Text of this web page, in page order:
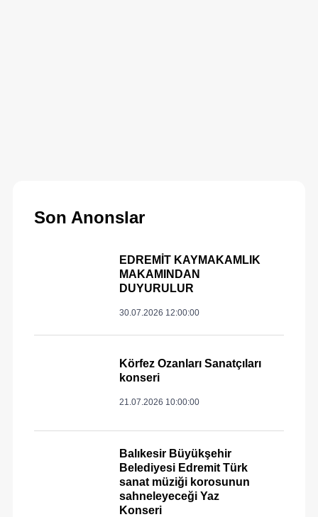
Son Anonslar
EDREMİT KAYMAKAMLIK
MAKAMINDAN
DUYURULUR
30.07.2026 12:00:00
Körfez Ozanları Sanatçıları
konseri
21.07.2026 10:00:00
Balıkesir Büyükşehir
Belediyesi Edremit Türk
sanat müziği korosunun
sahneleyeceği Yaz
Konseri